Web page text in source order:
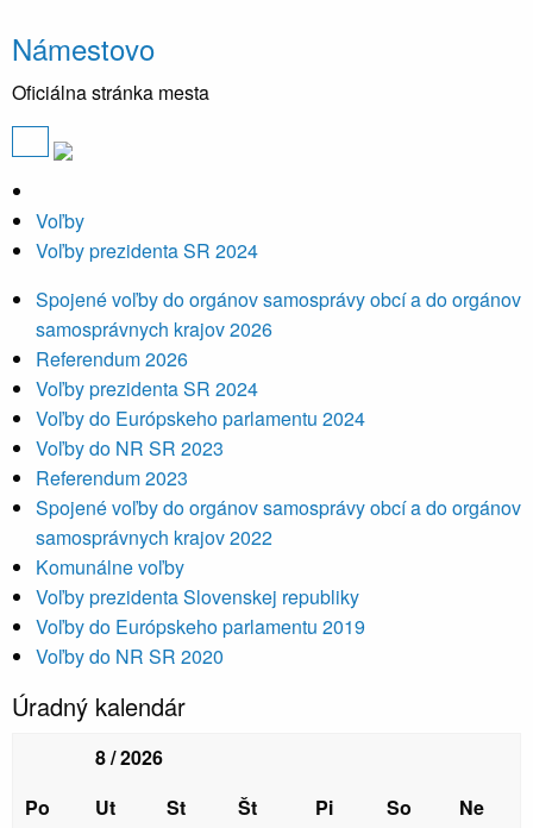
Námestovo
Oficiálna stránka mesta
Voľby
Voľby prezidenta SR 2024
Spojené voľby do orgánov samosprávy obcí a do orgánov
samosprávnych krajov 2026
Referendum 2026
Voľby prezidenta SR 2024
Voľby do Európskeho parlamentu 2024
Voľby do NR SR 2023
Referendum 2023
Spojené voľby do orgánov samosprávy obcí a do orgánov
samosprávnych krajov 2022
Komunálne voľby
Voľby prezidenta Slovenskej republiky
Voľby do Európskeho parlamentu 2019
Voľby do NR SR 2020
Úradný kalendár
8 / 2026
Po
Ut St Št Pi So
Ne